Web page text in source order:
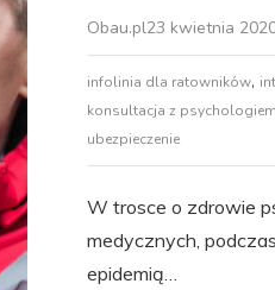
Obau.pl23 kwietnia
infolinia dla ratowników,
konsultacja z
ubezpieczenie
W trosce o zdrowie
medycznych,
epidemią…